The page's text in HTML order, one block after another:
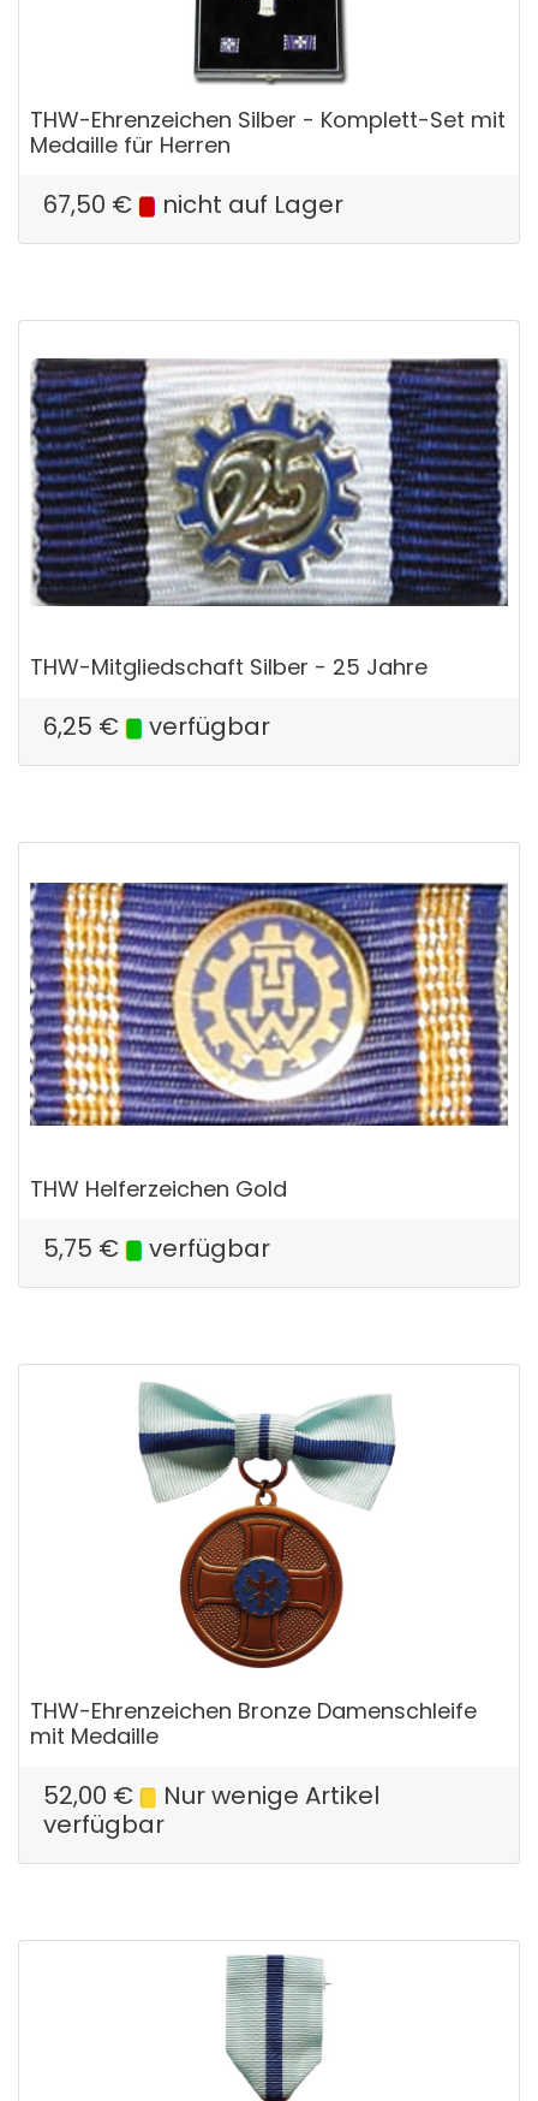
THW-Ehrenzeichen Silber - Komplett-Set mit
Medaille für Herren
67,50 € nicht auf Lager
THW-Mitgliedschaft Silber - 25 Jahre
6,25 € verfügbar
THW Helferzeichen Gold
5,75 € verfügbar
THW-Ehrenzeichen Bronze Damenschleife
mit Medaille
52,00 €
Nur wenige Artikel
verfügbar